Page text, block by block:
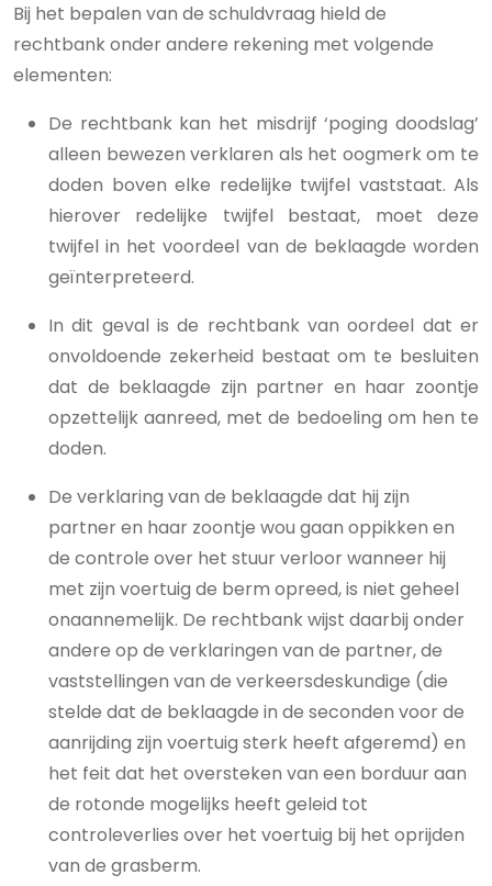
Bij het bepalen van de schuldvraag hield de
rechtbank onder andere rekening met volgende
elementen:
De rechtbank kan het misdrijf ‘poging doodslag’
alleen bewezen verklaren als het oogmerk om te
doden boven elke redelijke twijfel vaststaat. Als
hierover redelijke twijfel bestaat, moet deze
twijfel in het voordeel van de beklaagde worden
geïnterpreteerd.
In dit geval is de rechtbank van oordeel dat er
onvoldoende zekerheid bestaat om te besluiten
dat de beklaagde zijn partner en haar zoontje
opzettelijk aanreed, met de bedoeling om hen te
doden.
De verklaring van de beklaagde dat hij zijn
partner en haar zoontje wou gaan oppikken en
de controle over het stuur verloor wanneer hij
met zijn voertuig de berm opreed, is niet geheel
onaannemelijk. De rechtbank wijst daarbij onder
andere op de verklaringen van de partner, de
vaststellingen van de verkeersdeskundige (die
stelde dat de beklaagde in de seconden voor de
aanrijding zijn voertuig sterk heeft afgeremd) en
het feit dat het oversteken van een borduur aan
de rotonde mogelijks heeft geleid tot
controleverlies over het voertuig bij het oprijden
van de grasberm.